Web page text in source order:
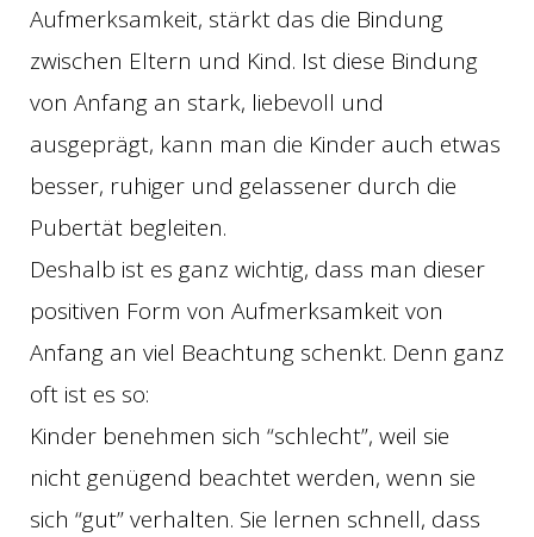
Aufmerksamkeit, stärkt das die Bindung
zwischen Eltern und Kind. Ist diese Bindung
von Anfang an stark, liebevoll und
ausgeprägt, kann man die Kinder auch etwas
besser, ruhiger und gelassener durch die
Pubertät begleiten.
Deshalb ist es ganz wichtig, dass man dieser
positiven Form von Aufmerksamkeit von
Anfang an viel Beachtung schenkt. Denn ganz
oft ist es so:
Kinder benehmen sich “schlecht”, weil sie
nicht genügend beachtet werden, wenn sie
sich “gut” verhalten. Sie lernen schnell, dass